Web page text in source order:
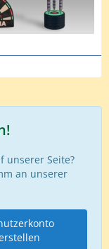
unserer Seite?
an unserer